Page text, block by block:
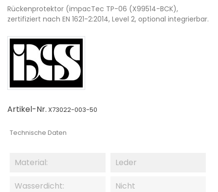
Rückenprotektor (impacTec TP-06 (X99514-BCK),
zertifiziert nach EN 1621-2:2014, Level 2, optional integrierbar.
Artikel-Nr. X73022-003-50
Technische Daten
Material: Leder
Wasserdicht: Nicht